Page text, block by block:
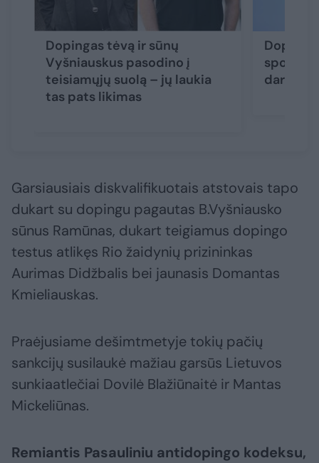
Dopingas tėvą ir sūnų
Vyšniauskus pasodino į
teisiamųjų suolą – jų laukia
tas pats likimas
dar du
Garsiausiais diskvalifikuotais atstovais tapo
dukart su dopingu pagautas B.Vyšniausko
sūnus Ramūnas, dukart teigiamus dopingo
testus atlikęs Rio žaidynių prizininkas
Aurimas Didžbalis bei jaunasis Domantas
Kmieliauskas.
Praėjusiame dešimtmetyje tokių pačių
sankcijų susilaukė mažiau garsūs Lietuvos
sunkiaatlečiai Dovilė Blažiūnaitė ir Mantas
Mickeliūnas.
Remiantis Pasauliniu antidopingo kodeksu,